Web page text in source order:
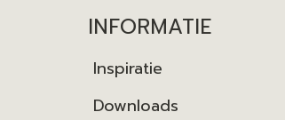
INFORMATIE
Inspiratie
Downloads